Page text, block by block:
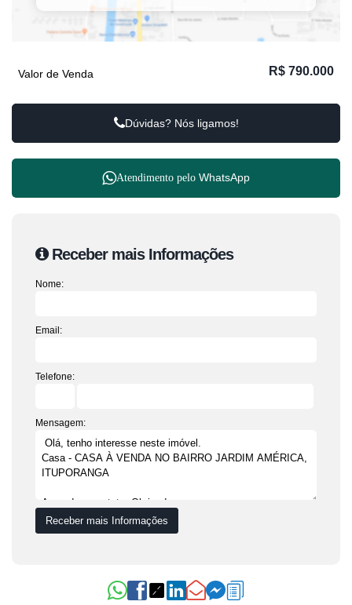
R$ 790.000
Valor de Venda
Dúvidas? Nós ligamos!
Atendimento pelo WhatsApp
Receber mais Informações
Nome:
Email:
Telefone:
Mensagem: